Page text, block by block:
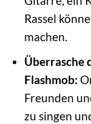
Rassel
machen.
Überrasche
Flashmob:
Freunden
zu singen